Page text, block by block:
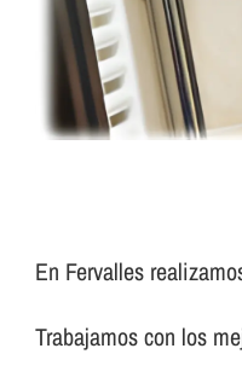
En Fervalles
Trabajamos con los